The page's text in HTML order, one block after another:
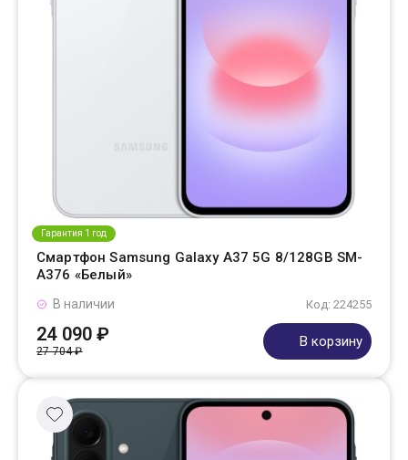
Гарантия 1 год
Смартфон Samsung Galaxy A37 5G 8/128GB SM-
A376 «Белый»
Код: 224255
В наличии
24 090 ₽
27 704 ₽
В корзину